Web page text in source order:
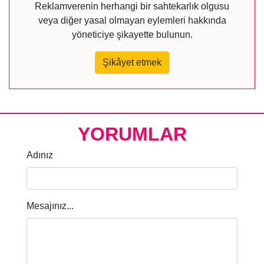
Reklamverenin herhangi bir sahtekarlık olgusu
veya diğer yasal olmayan eylemleri hakkında
yöneticiye şikayette bulunun.
Şikâyet etmek
YORUMLAR
Adınız
Mesajınız...